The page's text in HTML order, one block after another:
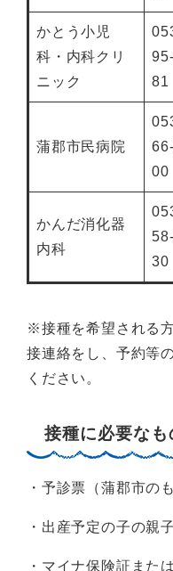
かとう小児
科・内科クリ
ニック
81
蒲郡市民病院
00
かんだ消化器
内科
30
※接種を希望される
接連絡をし、予約等
ください。
接種に必要なも
・予診票（蒲郡市の
・出産予定の子の親
・マイナ保険証また